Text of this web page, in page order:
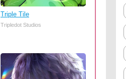
Triple Tile
Tripledot Studios